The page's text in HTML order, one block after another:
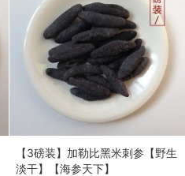
【3磅装】加勒比黑米刺参【野生
淡干】【海参天下】